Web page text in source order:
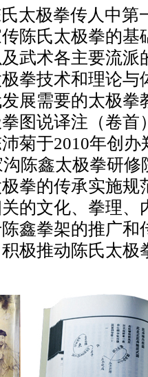
太极拳传人中第
陈氏太极拳的基
武术各主要流
拳技术和理论与
展需要的太极
图说译注（卷首
菊于2010年创
陈鑫太极拳研
拳的传承实施
的文化、拳理、
鑫拳架的推广和
极推动陈氏太极